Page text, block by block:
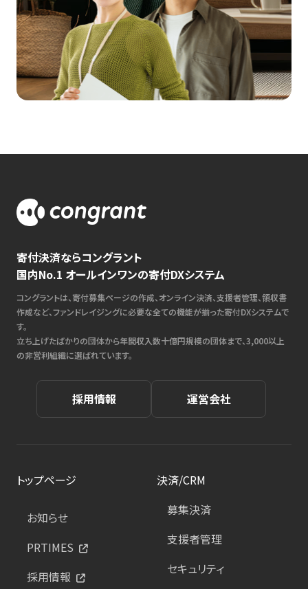
寄付決済ならコングラント
国内No.1 オールインワンの寄付DXシステム
コングラントは、寄付募集ページの作成、オンライン決済、支援者管理、領収書
作成など、ファンドレイジングに必要な全ての機能が揃った寄付DXシステムで
す。
立ち上げたばかりの団体から年間収入数十億円規模の団体まで、3,000以上
の非営利組織に選ばれています。
採用情報 運営会社
トップページ
お知らせ
PRTIMES
採用情報
決済/CRM
募集決済
支援者管理
セキュリティ